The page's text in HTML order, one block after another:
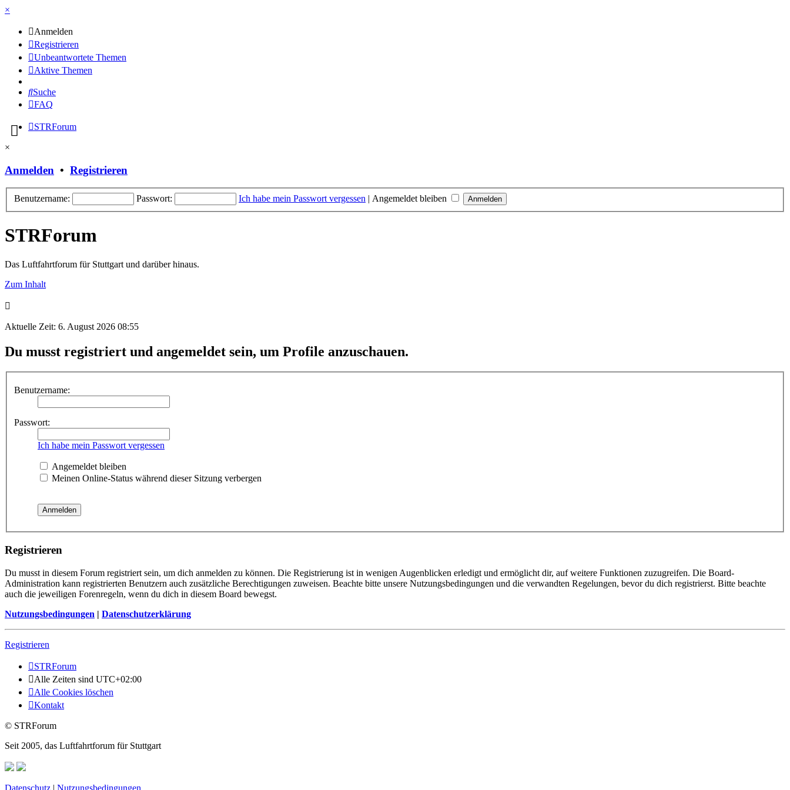
×
Anmelden
Registrieren
Unbeantwortete Themen
Aktive Themen
Suche
FAQ
STRForum
×
Anmelden • Registrieren
Benutzername: Passwort: Ich habe mein Passwort vergessen | Angemeldet bleiben
STRForum
Das Luftfahrtforum für Stuttgart und darüber hinaus.
Zum Inhalt
Aktuelle Zeit: 6. August 2026 08:55
Du musst registriert und angemeldet sein, um Profile anzuschauen.
Benutzername:
Passwort:
Ich habe mein Passwort vergessen
Angemeldet bleiben
Meinen Online-Status während dieser Sitzung verbergen
Registrieren
Du musst in diesem Forum registriert sein, um dich anmelden zu können. Die Registrierung ist in wenigen Augenblicken erledigt und ermöglicht dir, auf weitere Funktionen zuzugreifen. Die Board-
Administration kann registrierten Benutzern auch zusätzliche Berechtigungen zuweisen. Beachte bitte unsere Nutzungsbedingungen und die verwandten Regelungen, bevor du dich registrierst. Bitte beachte
auch die jeweiligen Forenregeln, wenn du dich in diesem Board bewegst.
Nutzungsbedingungen | Datenschutzerklärung
Registrieren
STRForum
Alle Zeiten sind UTC+02:00
Alle Cookies löschen
Kontakt
© STRForum
Seit 2005, das Luftfahrtforum für Stuttgart
Datenschutz | Nutzungsbedingungen